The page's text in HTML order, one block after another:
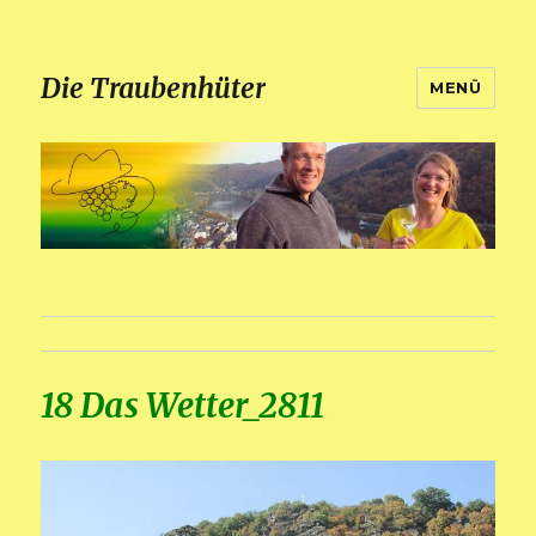
Die Traubenhüter MENÜ
18 Das Wetter_2811